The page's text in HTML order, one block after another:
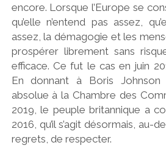
encore. Lorsque l’Europe se
qu’elle n’entend pas assez,
assez, la démagogie et les
prospérer librement sans
efficace. Ce fut le cas en juin
En donnant à Boris
absolue à la Chambre des
2019, le peuple britannique a
2016, qu’il s’agit désormais, au-
regrets, de respecter.